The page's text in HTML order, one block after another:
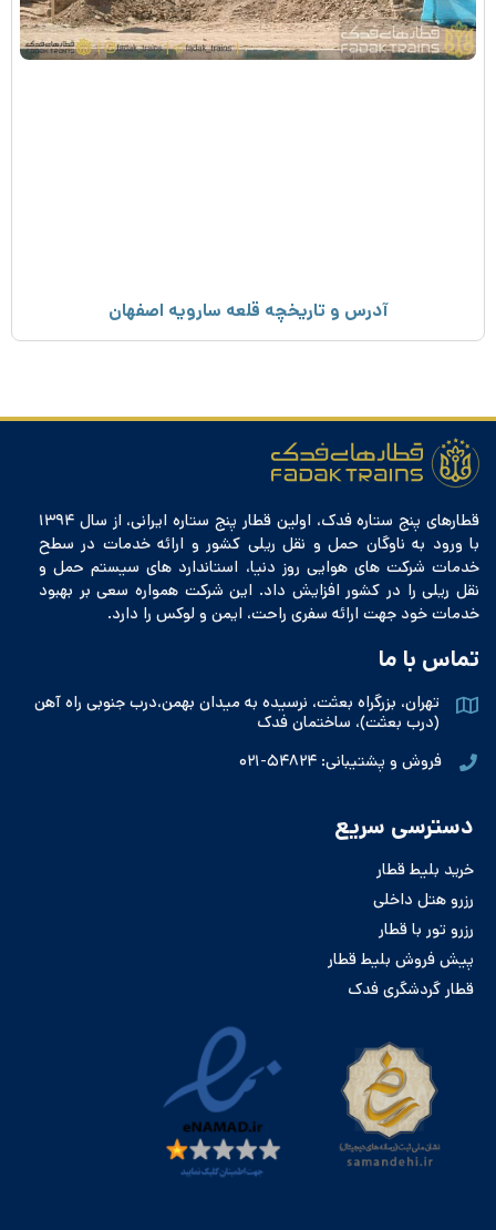
آدرس و تاریخچه قلعه سارویه اصفهان
قطارهای پنج ستاره فدک، اولین قطار پنج ستاره ایرانی، از سال ۱۳۹۴
با ورود به ناوگان حمل و نقل ریلی کشور و ارائه خدمات در سطح
خدمات شرکت های هوایی روز دنیا، استاندارد های سیستم حمل و
نقل ریلی را در کشور افزایش داد. این شرکت همواره سعی بر بهبود
خدمات خود جهت ارائه سفری راحت، ایمن و لوکس را دارد.
تماس با ما
تهران، بزرگراه بعثت، نرسیده به میدان بهمن،درب جنوبی راه آهن
(درب بعثت)، ساختمان فدک
فروش و پشتیبانی: ۵۴۸۲۴-۰۲۱
دسترسی سریع
خرید بلیط قطار
رزرو هتل داخلی
رزرو تور با قطار
پیش فروش بلیط قطار
قطار گردشگری فدک